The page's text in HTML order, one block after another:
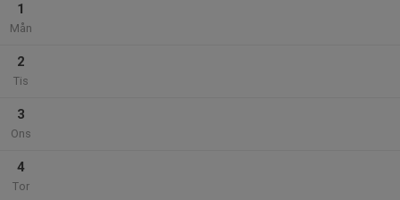
1
Mån
2
Tis
3
Ons
4
Tor